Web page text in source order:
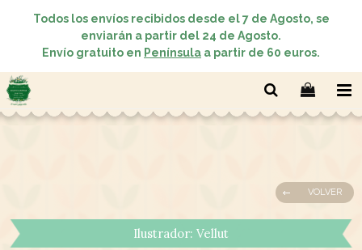
Todos los envíos recibidos desde el 7 de Agosto, se
enviarán a partir del 24 de Agosto.
Envío gratuito en Península a partir de 60 euros.
VOLVER
Ilustrador: Vellut